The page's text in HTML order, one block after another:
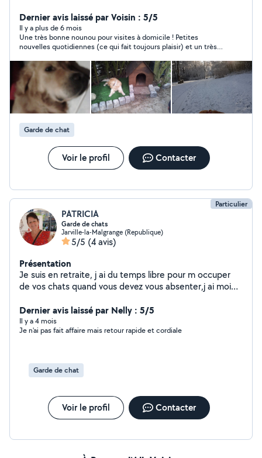
peux aussi garder des enfants. Je suis facilement
disponible. N'hésitez pas à me contacter.
Dernier avis laissé par Voisin : 5/5
Il y a plus de 6 mois
Une très bonne nounou pour visites à domicile ! Petites
nouvelles quotidiennes (ce qui fait toujours plaisir) et un très
Garde de chat
Voir le profil Contacter
Particulier
PATRICIA
Garde de chats
Jarville-la-Malgrange (Republique)
5/5 (4 avis)
Présentation
Je suis en retraite, j ai du temps libre pour m occuper
de vos chats quand vous devez vous absenter,j ai moi
Dernier avis laissé par Nelly : 5/5
Il y a 4 mois
Je n'ai pas fait affaire mais retour rapide et cordiale
Garde de chat
Voir le profil Contacter